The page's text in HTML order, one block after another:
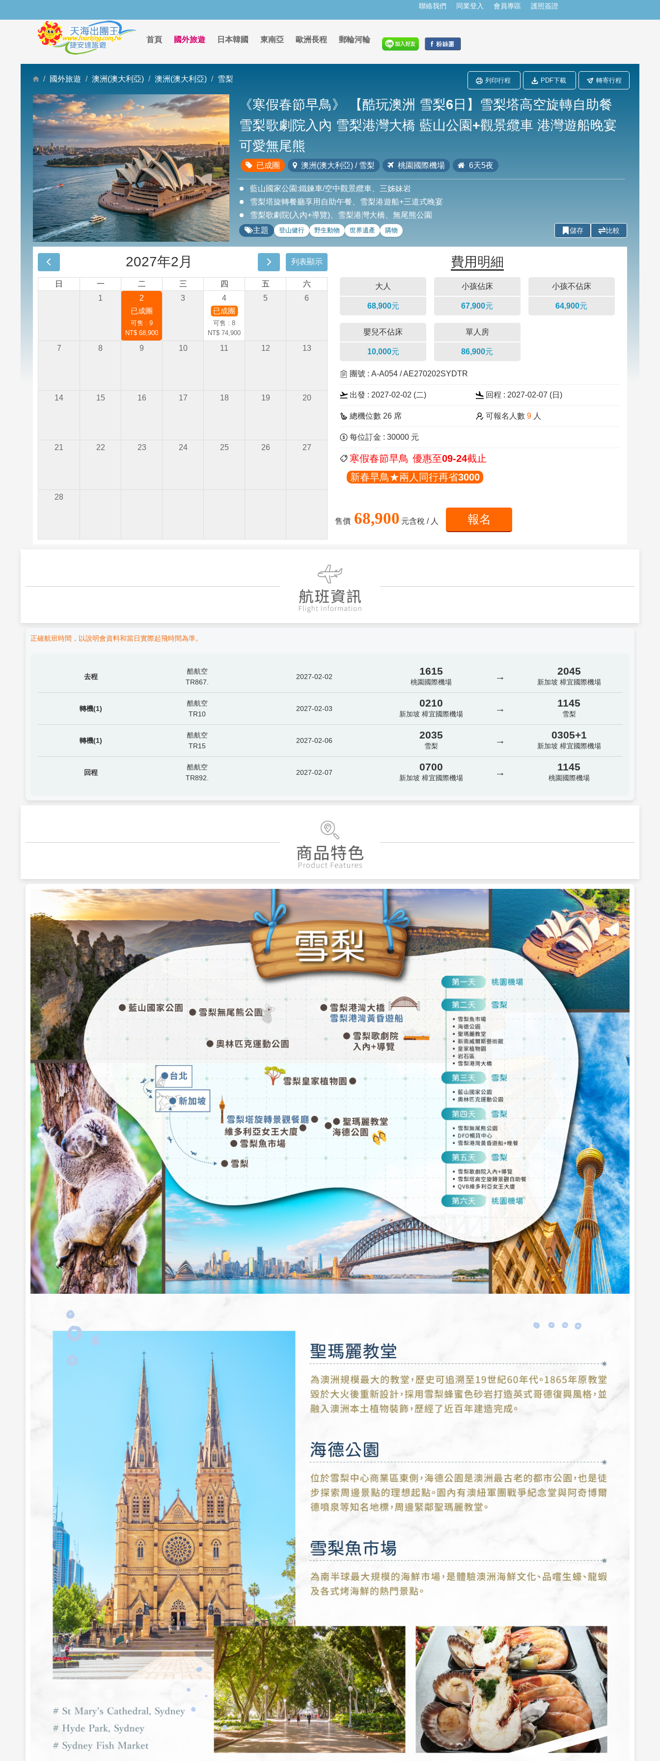
聯絡我們 同業登入 會員專區 護照簽證
首頁 國外旅遊 日本韓國 東南亞 歐洲長程 郵輪河輪
國外旅遊 澳洲(澳大利亞) 澳洲(澳大利亞) 雪梨 列印行程 PDF下載 轉寄行程
《寒假春節早鳥》
【酷玩澳洲 雪梨6日】雪梨塔高空旋轉自助餐
雪梨歌劇院入內 雪梨港灣大橋 藍山公園+觀景纜車 港灣遊船晚宴
可愛無尾熊
已成團 澳洲(澳大利亞) / 雪梨 桃園國際機場 6天5夜
藍山國家公園:鐵鍊車/空中觀景纜車、三姊妹岩
雪梨塔旋轉餐廳享用自助午餐、雪梨港遊船+三道式晚宴
雪梨歌劇院(入內+導覽)、雪梨港灣大橋、無尾熊公園
主題
登山健行 野生動物 世界遺產 購物 儲存 比較
2027年2月 列表顯示
日 一 二 三 四 五
六
1
2
已成團
可售 : 9
NT$ 68,900
3
4
已成團
可售 : 8
NT$ 74,900
5 6
7 8 9 10 11 12 13
14 15 16 17 18 19 20
21 22 23 24 25 26 27
28
費用明細
大人 小孩佔床 小孩不佔床
68,900元 67,900元 64,900元
嬰兒不佔床 單人房
10,000元 86,900元
團號 : A-A054 / AE270202SYDTR
出發 : 2027-02-02 (二) 回程 : 2027-02-07 (日 )
總機位數 26 席 可報名人數 9人
每位訂金 : 30000 元
寒假春節早鳥 優惠至09-24截止
新春早鳥★兩人同行再省3000
售價 68,900 元含稅 / 人 報名
正確航班時間，以說明會資料和當日實際起飛時間為準。
去程
酷航空
TR867.
2027-02-02 1615
桃園國際機場 → 2045
新加坡 樟宜國際機場
轉機(1)
酷航空
TR10
2027-02-03 0210
新加坡 樟宜國際機場 → 1145
雪梨
轉機(1)
酷航空
TR15
2027-02-06 2035
雪梨 → 0305+1
新加坡 樟宜國際機場
回程
酷航空
TR892.
2027-02-07 0700
新加坡 樟宜國際機場 → 1145
桃園國際機場